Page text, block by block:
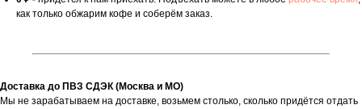
как только обжарим кофе и соберём заказ.
Доставка до ПВЗ СДЭК (Москва и МО)
Мы не зарабатываем на доставке, возьмем столько, сколько придётся отдать